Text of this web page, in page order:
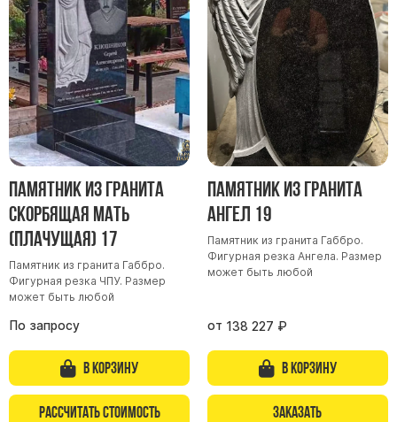
Памятник из гранита
Скорбящая мать
(Плачущая) 17
Памятник из гранита Габбро.
Фигурная резка ЧПУ. Размер
может быть любой
По запросу
В корзину
Рассчитать стоимость
Памятник из гранита
Ангел 19
Памятник из гранита Габбро.
Фигурная резка Ангела. Размер
может быть любой
от 138 227 ₽
В корзину
Заказать